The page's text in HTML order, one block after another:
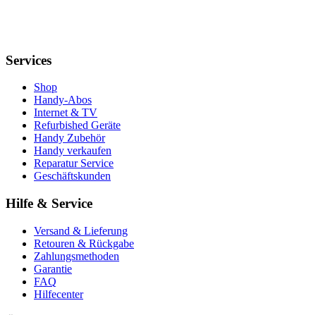
Services
Shop
Handy-Abos
Internet & TV
Refurbished Geräte
Handy Zubehör
Handy verkaufen
Reparatur Service
Geschäftskunden
Hilfe & Service
Versand & Lieferung
Retouren & Rückgabe
Zahlungsmethoden
Garantie
FAQ
Hilfecenter